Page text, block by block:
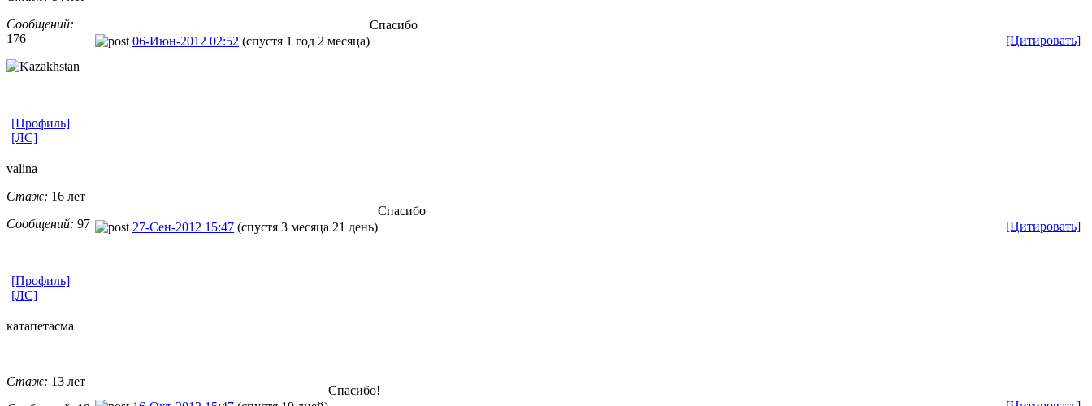
Сообщений:
176
06-Июн-2012 02:52 (спустя 1 год 2 месяца) [Цитировать]
Спасибо
[Профиль]
[ЛС]
valina
Стаж: 16 лет
Сообщений: 97 27-Сен-2012 15:47 (спустя 3 месяца 21 день) [Цитировать]
Спасибо
[Профиль]
[ЛС]
катапетасма
Стаж: 13 лет
Спасибо!